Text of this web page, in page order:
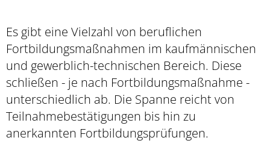
Es gibt eine Vielzahl von beruflichen
Fortbildungsmaßnahmen im kaufmännischen
und gewerblich-technischen Bereich. Diese
schließen - je nach Fortbildungsmaßnahme -
unterschiedlich ab. Die Spanne reicht von
Teilnahmebestätigungen bis hin zu
anerkannten Fortbildungsprüfungen.